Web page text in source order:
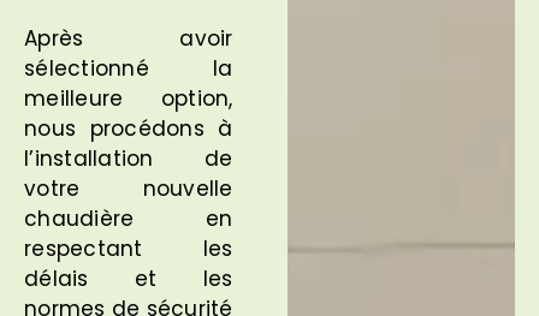
Après avoir
sélectionné la
meilleure option,
nous procédons à
l’installation de
votre nouvelle
chaudière en
respectant les
délais et les
normes de sécurité